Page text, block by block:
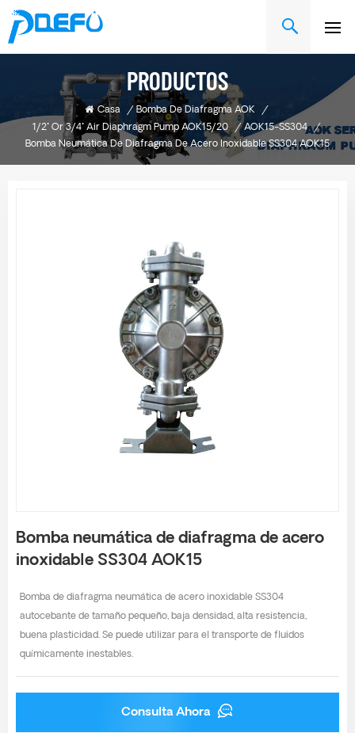
PRODUCTOS
Casa / Bomba De Diafragma AOK
/
1/2" Or 3/4" Air Diaphragm Pump AOK15/20
/ AOK15-SS304
/
Bomba Neumática De Diafragma De Acero Inoxidable SS304 AOK15
Bomba neumática de diafragma de acero
inoxidable SS304 AOK15
Bomba de diafragma neumática de acero inoxidable SS304
autocebante de tamaño pequeño, baja densidad, alta resistencia,
buena plasticidad. Se puede utilizar para el transporte de fluidos
químicamente inestables.
Consulta Ahora